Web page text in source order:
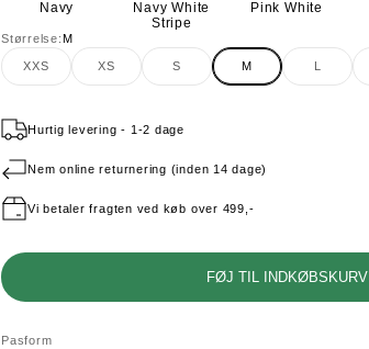
Navy
Navy White
Stripe
Pink White
Størrelse: M
XXS XS S M
Hurtig levering - 1-2 dage
Nem online returnering (inden 14 dage)
Vi betaler fragten ved køb over 499,-
FØJ TIL INDKØBSKURV
Pasform